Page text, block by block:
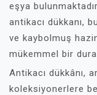
eşya
antikacı dükkanı,
ve kaybolmuş
mükemmel bir
Antikacı dükkânı,
koleksiyonerlere